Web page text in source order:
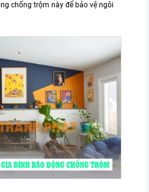
chống trộm này để bảo vệ ngôi